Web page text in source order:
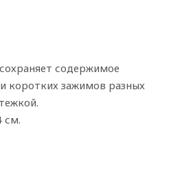
содержимое
коротких зажимов разных
см.